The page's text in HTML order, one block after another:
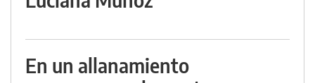
En un allanamiento